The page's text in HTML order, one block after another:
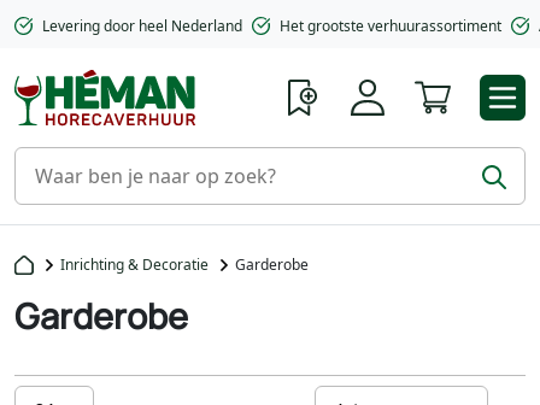
Levering door heel Nederland Het grootste verhuurassortiment
Inrichting & Decoratie Garderobe
Garderobe